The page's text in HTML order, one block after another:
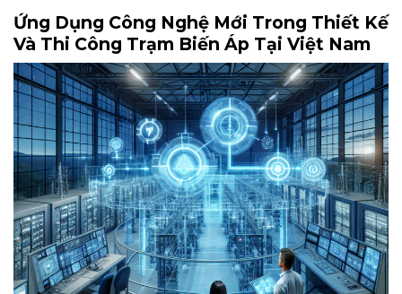
Ứng Dụng Công Nghệ Mới Trong Thiết Kế
Và Thi Công Trạm Biến Áp Tại Việt Nam